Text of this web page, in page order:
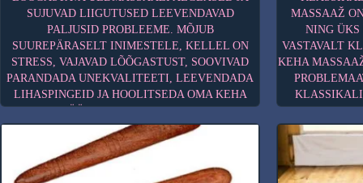
SUJUVAD LIIGUTUSED LEEVENDAVAD
PALJUSID PROBLEEME. MÕJUB
SUUREPÄRASELT INIMESTELE, KELLEL ON
STRESS, VAJAVAD LÕÕGASTUST, SOOVIVAD
PARANDADA UNEKVALITEETI, LEEVENDADA
LIHASPINGEID JA HOOLITSEDA OMA KEHA
EEST. MASSÖÖRI LIIGUTUSED ON RAHULIKUD
JA SUJUVAD ENT PIISAVALT JÕULISED, ET
MÕJUTADA KA NAHAALUSEID KUDESID.
MASSÖÖR KASUTAB SARNASEID
MASSAAŽIVÕTTEID NAGU KA
MASSAAŽ
NING
VASTAVALT
KEHA
VERERINGET,
MÕJUTAB
NII